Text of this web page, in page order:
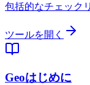
包括的なチェック
ツールを開く
Geoはじめに